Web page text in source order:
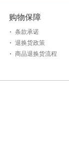
购物保障
条款承诺
退换货政策
商品退换货流程